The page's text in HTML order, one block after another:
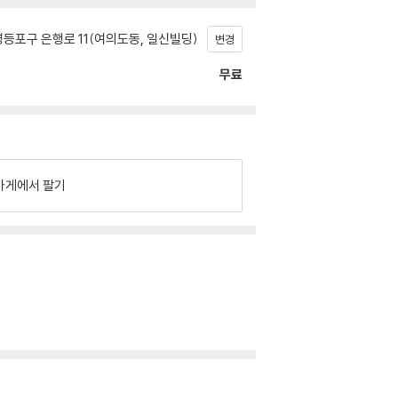
포구 은행로 11(여의도동, 일신빌딩) 변경
무료
게에서 팔기